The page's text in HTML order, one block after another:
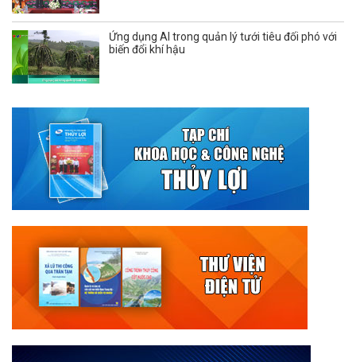
Ứng dụng AI trong quản lý tưới tiêu đối phó với
biến đổi khí hậu